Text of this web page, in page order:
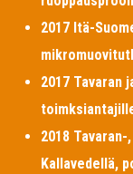
2017 Itä-
2017 Tavaran
2018
Kallavedellä,